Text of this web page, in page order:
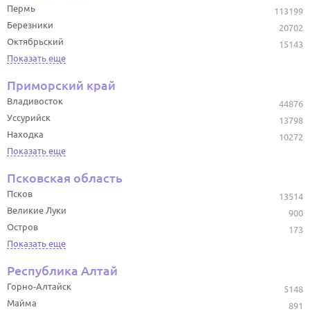
113199
Пермь
20702
Березники
15143
Октябрьский
Показать еще
Приморский край
44876
Владивосток
13798
Уссурийск
10272
Находка
Показать еще
Псковская область
13514
Псков
900
Великие Луки
173
Остров
Показать еще
Республика Алтай
5148
Горно-Алтайск
891
Майма